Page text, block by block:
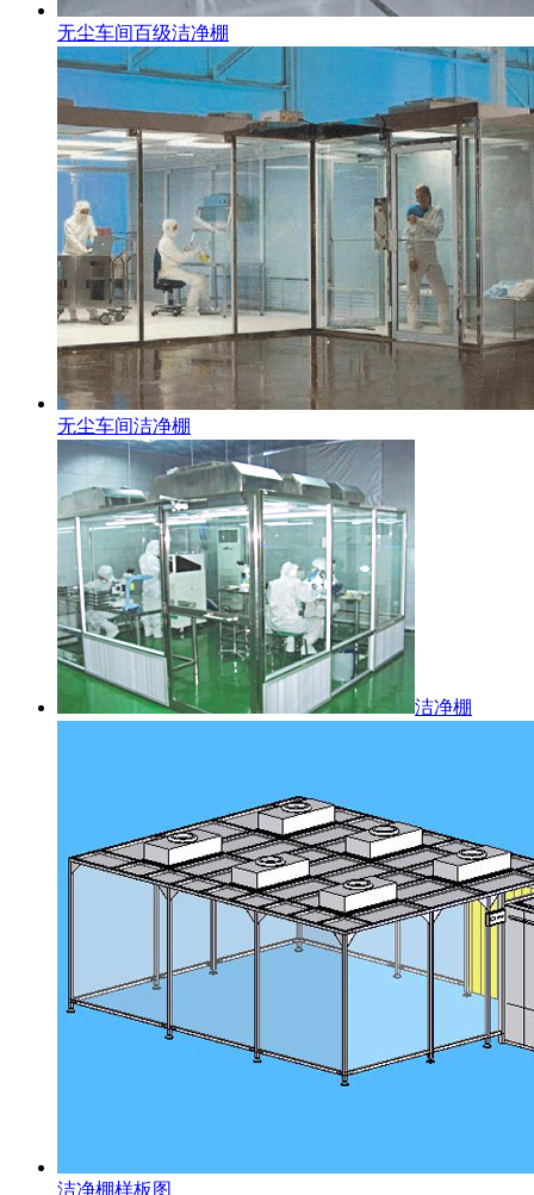
无尘车间百级洁净棚
无尘车间洁净棚
洁净棚
洁净棚样板图